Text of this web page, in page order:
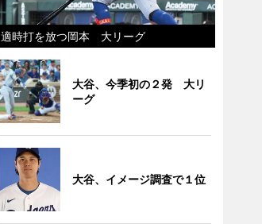
適時打を放つ岡本 大リーグ
大谷、今季初の２発 大リ
ーグ
大谷、イメージ調査で１位